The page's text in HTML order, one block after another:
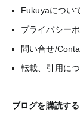
Fukuyaについ
プライバシー
問い合せ/
転載、引用に
ブログを購読する